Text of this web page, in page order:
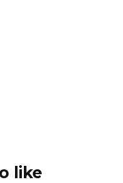
like